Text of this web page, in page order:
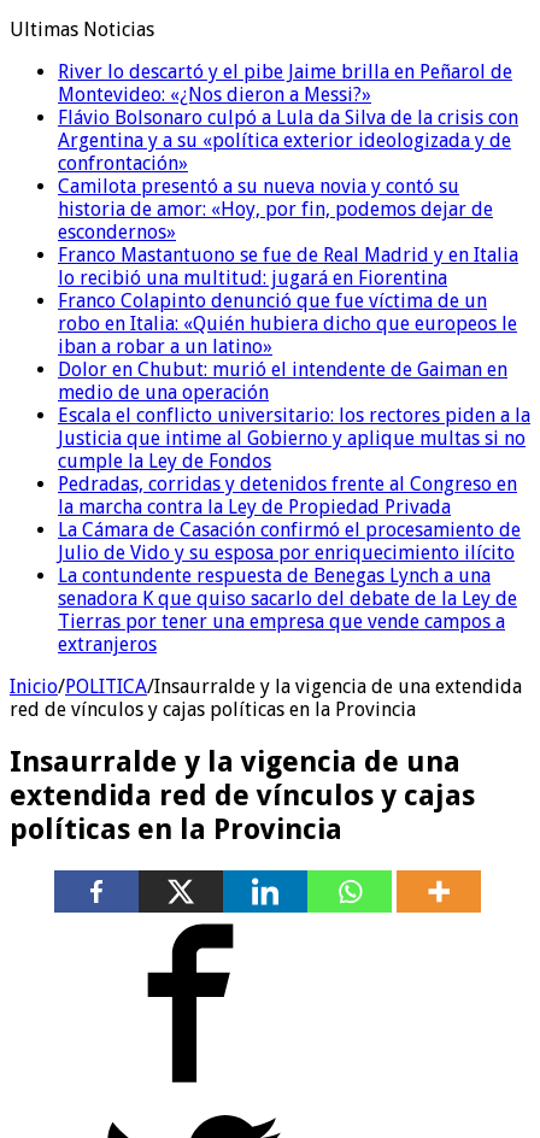
Ultimas Noticias
River lo descartó y el pibe Jaime brilla en Peñarol de
Montevideo: «¿Nos dieron a Messi?»
Flávio Bolsonaro culpó a Lula da Silva de la crisis con
Argentina y a su «política exterior ideologizada y de
confrontación»
Camilota presentó a su nueva novia y contó su
historia de amor: «Hoy, por fin, podemos dejar de
escondernos»
Franco Mastantuono se fue de Real Madrid y en Italia
lo recibió una multitud: jugará en Fiorentina
Franco Colapinto denunció que fue víctima de un
robo en Italia: «Quién hubiera dicho que europeos le
iban a robar a un latino»
Dolor en Chubut: murió el intendente de Gaiman en
medio de una operación
Escala el conflicto universitario: los rectores piden a la
Justicia que intime al Gobierno y aplique multas si no
cumple la Ley de Fondos
Pedradas, corridas y detenidos frente al Congreso en
la marcha contra la Ley de Propiedad Privada
La Cámara de Casación confirmó el procesamiento de
Julio de Vido y su esposa por enriquecimiento ilícito
La contundente respuesta de Benegas Lynch a una
senadora K que quiso sacarlo del debate de la Ley de
Tierras por tener una empresa que vende campos a
extranjeros
Inicio/POLITICA/Insaurralde y la vigencia de una extendida
red de vínculos y cajas políticas en la Provincia
Insaurralde y la vigencia de una
extendida red de vínculos y cajas
políticas en la Provincia